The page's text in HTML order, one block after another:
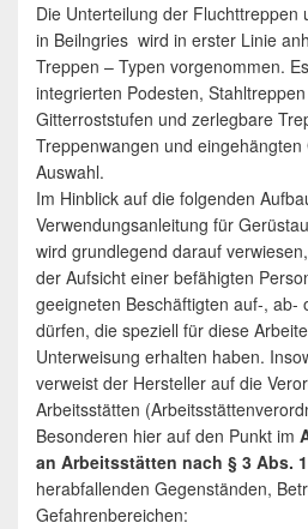
Die Unterteilung der Fluchttreppen
in Beilngries wird in erster Linie
Treppen – Typen vorgenommen.
integrierten Podesten,
Gitterroststufen und zerlegbare
Treppenwangen und
Auswahl.
Im Hinblick auf die folgenden
Verwendungsanleitung für
wird grundlegend darauf
der Aufsicht einer befähigten
geeigneten Beschäftigten auf-, ab-
dürfen, die speziell für diese
Unterweisung erhalten haben.
verweist der Hersteller auf die
Arbeitsstätten
Besonderen hier auf den Punkt im
an Arbeitsstätten nach § 3 Abs. 1
herabfallenden Gegenständen,
Gefahrenbereichen: